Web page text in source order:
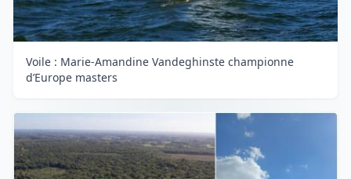
Voile : Marie-Amandine Vandeghinste championne
d’Europe masters